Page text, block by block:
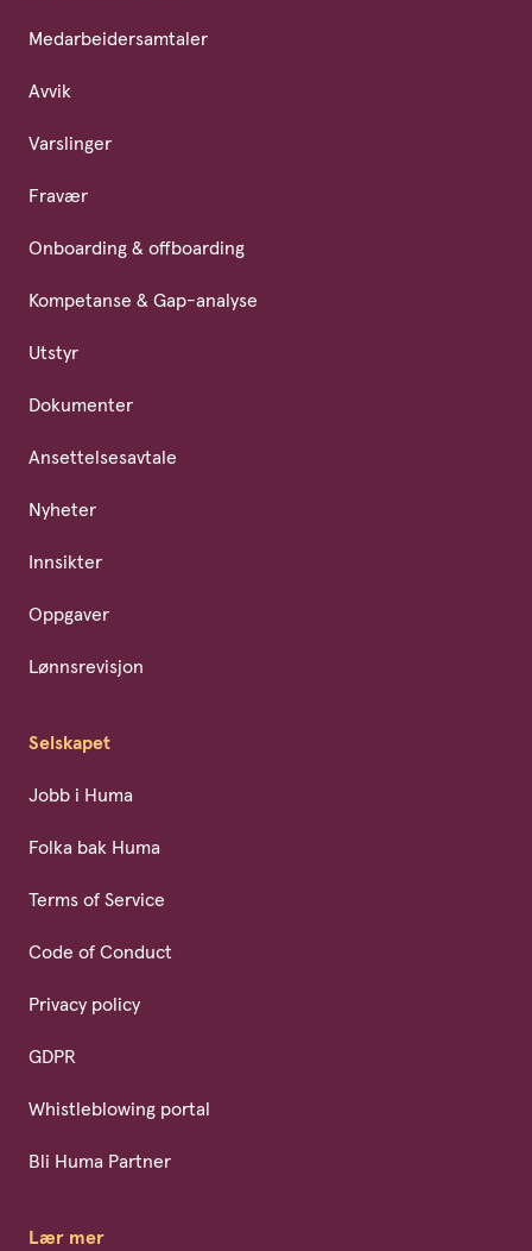
Medarbeidersamtaler
Avvik
Varslinger
Fravær
Onboarding & offboarding
Kompetanse & Gap-analyse
Utstyr
Dokumenter
Ansettelsesavtale
Nyheter
Innsikter
Oppgaver
Lønnsrevisjon
Selskapet
Jobb i Huma
Folka bak Huma
Terms of Service
Code of Conduct
Privacy policy
GDPR
Whistleblowing portal
Bli Huma Partner
Lær mer